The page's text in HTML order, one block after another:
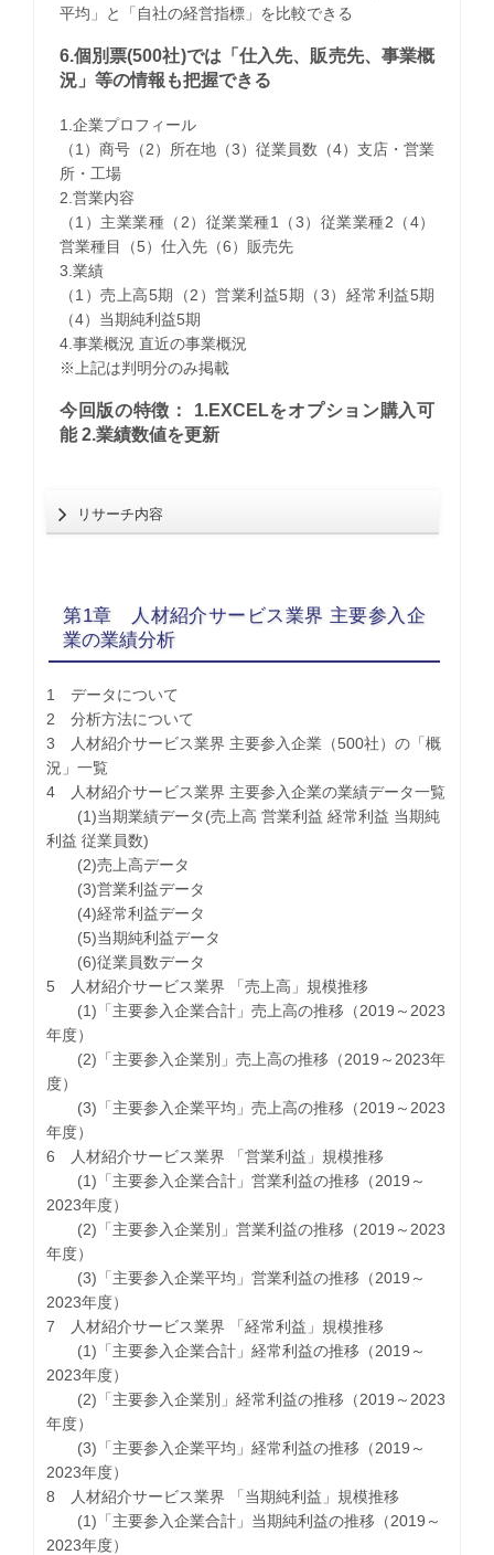
平均」と「自社の経営指標」を比較できる
6.個別票(500社)では「仕入先、販売先、事業概
況」等の情報も把握できる
1.企業プロフィール
（1）商号（2）所在地（3）従業員数（4）支店・営業
所・工場
2.営業内容
（1）主業業種（2）従業業種1（3）従業業種2（4）
営業種目（5）仕入先（6）販売先
3.業績
（1）売上高5期（2）営業利益5期（3）経常利益5期
（4）当期純利益5期
4.事業概況 直近の事業概況
※上記は判明分のみ掲載
今回版の特徴： 1.EXCELをオプション購入可
能 2.業績数値を更新
リサーチ内容
第1章 人材紹介サービス業界 主要参入企
業の業績分析
1 データについて
2 分析方法について
3 人材紹介サービス業界 主要参入企業（500社）の「概
況」一覧
4 人材紹介サービス業界 主要参入企業の業績データ一覧
(1)当期業績データ(売上高 営業利益 経常利益 当期純
利益 従業員数)
(2)売上高データ
(3)営業利益データ
(4)経常利益データ
(5)当期純利益データ
(6)従業員数データ
5 人材紹介サービス業界 「売上高」規模推移
(1)「主要参入企業合計」売上高の推移（2019～2023
年度）
(2)「主要参入企業別」売上高の推移（2019～2023年
度）
(3)「主要参入企業平均」売上高の推移（2019～2023
年度）
6 人材紹介サービス業界 「営業利益」規模推移
(1)「主要参入企業合計」営業利益の推移（2019～
2023年度）
(2)「主要参入企業別」営業利益の推移（2019～2023
年度）
(3)「主要参入企業平均」営業利益の推移（2019～
2023年度）
7 人材紹介サービス業界 「経常利益」規模推移
(1)「主要参入企業合計」経常利益の推移（2019～
2023年度）
(2)「主要参入企業別」経常利益の推移（2019～2023
年度）
(3)「主要参入企業平均」経常利益の推移（2019～
2023年度）
8 人材紹介サービス業界 「当期純利益」規模推移
(1)「主要参入企業合計」当期純利益の推移（2019～
2023年度）